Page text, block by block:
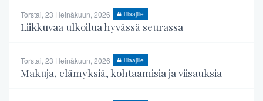
Torstai, 23 Heinäkuun, 2026 Tilaajille
Liikkuvaa ulkoilua hyvässä seurassa
Torstai, 23 Heinäkuun, 2026 Tilaajille
Makuja, elämyksiä, kohtaamisia ja viisauksia